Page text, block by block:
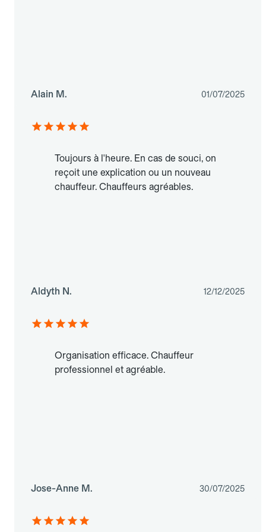
Alain M. 01/07/2025
Toujours à l'heure. En cas de souci, on
reçoit une explication ou un nouveau
chauffeur. Chauffeurs agréables.
Aldyth N. 12/12/2025
Organisation efficace. Chauffeur
professionnel et agréable.
Jose-Anne M. 30/07/2025